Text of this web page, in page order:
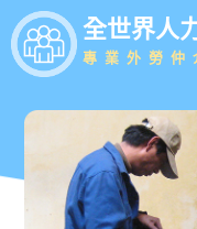
全世界人
專業外勞仲